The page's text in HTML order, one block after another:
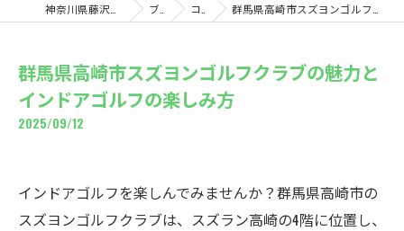
ブログ コラム 群馬県高崎市スズヨンゴルフクラブの魅力とインドアゴルフの楽しみ方
群馬県高崎市スズヨンゴルフクラブの魅力と
インドアゴルフの楽しみ方
2025/09/12
インドアゴルフを楽しんでみませんか？群馬県高崎市の
スズヨンゴルフクラブは、スズラン高崎の4階に位置し、